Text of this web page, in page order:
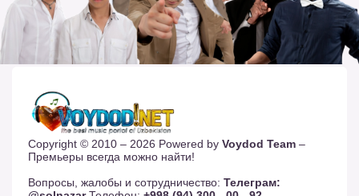
Copyright © 2010 – 2026 Powered by Voydod Team –
Премьеры всегда можно найти!
Вопросы, жалобы и сотрудничество: Телеграм: